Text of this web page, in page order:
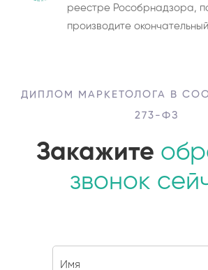
реестре Рособрнадзора,
производите
ДИПЛОМ МАРКЕТОЛОГА В
273-ФЗ
Закажите
звонок